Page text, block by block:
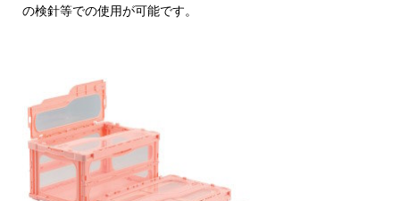
の検針等での使用が可能です。